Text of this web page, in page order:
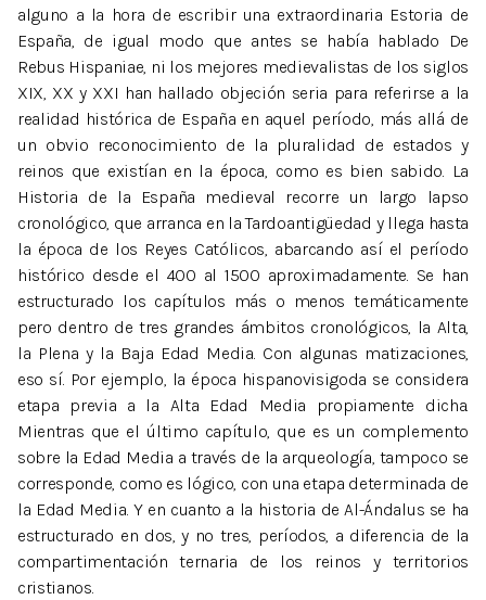
alguno a la hora de escribir una extraordinaria Estoria de
España, de igual modo que antes se había hablado De
Rebus Hispaniae, ni los mejores medievalistas de los siglos
XIX, XX y XXI han hallado objeción seria para referirse a la
realidad histórica de España en aquel período, más allá de
un obvio reconocimiento de la pluralidad de estados y
reinos que existían en la época, como es bien sabido. La
Historia de la España medieval recorre un largo lapso
cronológico, que arranca en la Tardoantigüedad y llega hasta
la época de los Reyes Católicos, abarcando así el período
histórico desde el 400 al 1500 aproximadamente. Se han
estructurado los capítulos más o menos temáticamente
pero dentro de tres grandes ámbitos cronológicos, la Alta,
la Plena y la Baja Edad Media. Con algunas matizaciones,
eso sí. Por ejemplo, la época hispanovisigoda se considera
etapa previa a la Alta Edad Media propiamente dicha.
Mientras que el último capítulo, que es un complemento
sobre la Edad Media a través de la arqueología, tampoco se
corresponde, como es lógico, con una etapa determinada de
la Edad Media. Y en cuanto a la historia de Al-Ándalus se ha
estructurado en dos, y no tres, períodos, a diferencia de la
compartimentación ternaria de los reinos y territorios
cristianos.